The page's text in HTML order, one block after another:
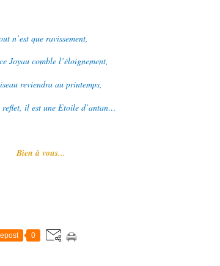
n’est que ravissement,
Joyau comble l’éloignement,
reviendra au printemps,
reflet, il est une Etoile d’antan…
Bien à vous...
0